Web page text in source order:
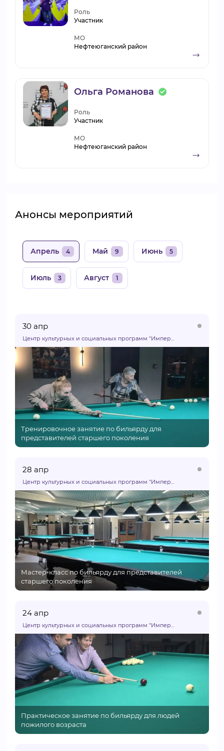
Роль
Участник
МО
Нефтеюганский район
Ольга Романова
Роль
Участник
МО
Нефтеюганский район
Анонсы мероприятий
Апрель 4 Май 9 Июнь 5
Июль 3 Август 1
30 апр
Центр культурных и социальных программ "Импер...
Тренировочное занятие по бильярду для
представителей старшего поколения
28 апр
Центр культурных и социальных программ "Импер...
Мастер-класс по бильярду для представителей
старшего поколения
24 апр
Центр культурных и социальных программ "Импер...
Практическое занятие по бильярду для людей
пожилого возраста